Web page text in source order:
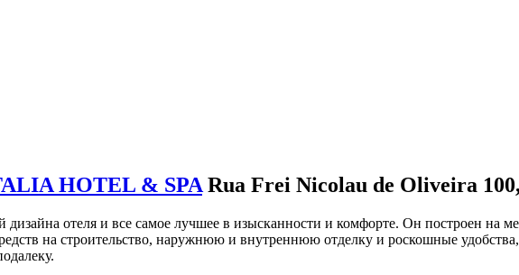
HOTEL & SPA Rua Frei Nicolau de Oliveira
дизайна отеля и все самое лучшее в изысканности и комфорте. Он построен на
на строительство, наружнюю и внутреннюю отделку и роскошные